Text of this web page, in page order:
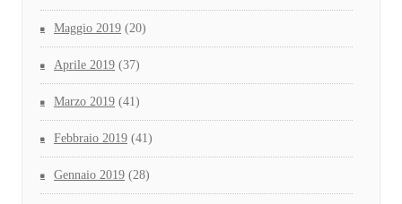
Maggio 2019 (20)
Aprile 2019 (37)
Marzo 2019 (41)
Febbraio 2019 (41)
Gennaio 2019 (28)